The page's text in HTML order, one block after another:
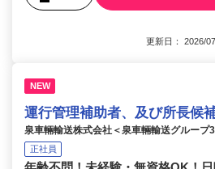
更新日： 2026/
NEW
運行管理補助者、及び所長候
泉車輛輸送株式会社＜泉車輛輸送グループ
正社員